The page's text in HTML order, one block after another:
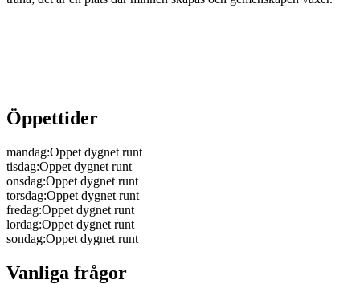
Öppettider
mandag:Oppet dygnet runt
tisdag:Oppet dygnet runt
onsdag:Oppet dygnet runt
torsdag:Oppet dygnet runt
fredag:Oppet dygnet runt
lordag:Oppet dygnet runt
sondag:Oppet dygnet runt
Vanliga frågor